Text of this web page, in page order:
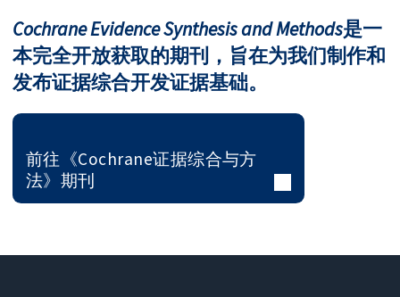
Cochrane Evidence Synthesis and Methods是一
本完全开放获取的期刊，旨在为我们制作和
发布证据综合开发证据基础。
前往《Cochrane证据综合与方
法》期刊